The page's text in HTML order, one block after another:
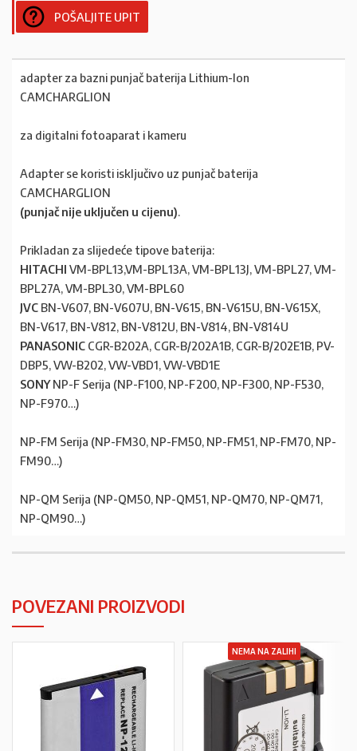
POŠALJITE UPIT
adapter za bazni punjač baterija Lithium-Ion
CAMCHARGLION
za digitalni fotoaparat i kameru
Adapter se koristi isključivo uz punjač baterija
CAMCHARGLION
(punjač nije uključen u cijenu).
Prikladan za slijedeće tipove baterija:
HITACHI VM-BPL13,VM-BPL13A, VM-BPL13J, VM-BPL27, VM-
BPL27A, VM-BPL30, VM-BPL60
JVC BN-V607, BN-V607U, BN-V615, BN-V615U, BN-V615X,
BN-V617, BN-V812, BN-V812U, BN-V814, BN-V814U
PANASONIC CGR-B202A, CGR-B/202A1B, CGR-B/202E1B, PV-
DBP5, VW-B202, VW-VBD1, VW-VBD1E
SONYNP-F Serija (NP-F100, NP-F200, NP-F300, NP-F530,
NP-F970…)
NP-FM Serija (NP-FM30, NP-FM50, NP-FM51, NP-FM70, NP-
FM90…)
NP-QM Serija (NP-QM50, NP-QM51, NP-QM70, NP-QM71,
NP-QM90…)
POVEZANI PROIZVODI
NEMA NA ZALIHI